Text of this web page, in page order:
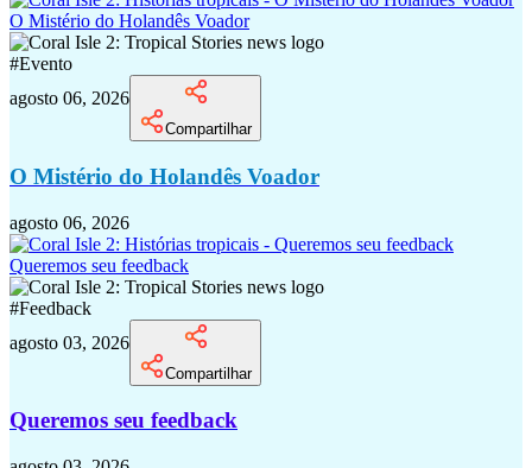
O Mistério do Holandês Voador
#Evento
agosto 06, 2026
Compartilhar
O Mistério do Holandês Voador
agosto 06, 2026
Queremos seu feedback
#Feedback
agosto 03, 2026
Compartilhar
Queremos seu feedback